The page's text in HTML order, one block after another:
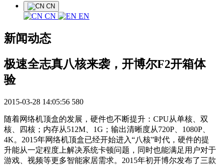
CN
CN EN
新闻动态
极速全志真八核来袭，开博尔F2开箱体
验
2015-03-28 14:05:56 580
随着网络机顶盒的发展，硬件也不断提升：CPU从单核、双
核、四核；内存从512M、1G；输出清晰度从720P、1080P、
4K。2015年网络机顶盒已经开始进入“八核”时代，硬件的提
升能从一定程度上解决系统卡顿问题，同时也能满足用户对于
游戏、视频等更多智能家居需求。2015年初开博尔发布了三款